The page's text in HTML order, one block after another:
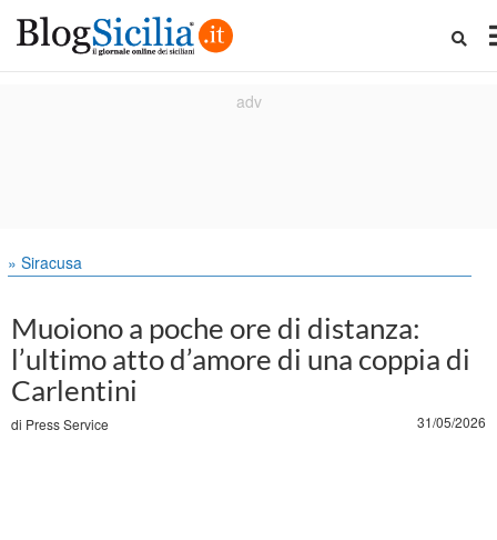
» Siracusa
Muoiono a poche ore di distanza:
l’ultimo atto d’amore di una coppia di
Carlentini
di Press Service 31/05/2026